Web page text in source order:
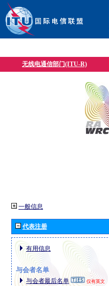
无线电通信部门(ITU-R)
一般信息
代表注册
有用信息
与会者名单
与会者最后名单 仅有英文